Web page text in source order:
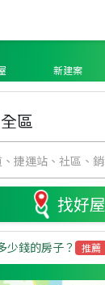
新建案
全區
找好屋
少錢的房子？ 推薦